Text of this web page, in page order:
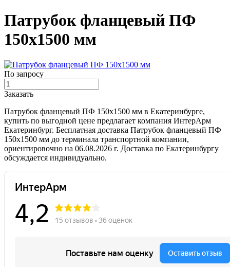
Патрубок фланцевый ПФ
150х1500 мм
По запросу
Заказать
Патрубок фланцевый ПФ 150х1500 мм в Екатеринбурге,
купить по выгодной цене предлагает компания ИнтерАрм
Екатеринбург. Бесплатная доставка Патрубок фланцевый ПФ
150х1500 мм до терминала транспортной компании,
ориентировочно на 06.08.2026 г. Доставка по Екатеринбургу
обсуждается индивидуально.